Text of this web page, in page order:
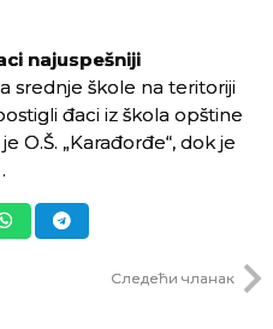
najuspešniji
srednje škole na teritoriji
đaci iz škola opštine
O.Š. „Karađorđe“, dok je
Следећи чланак